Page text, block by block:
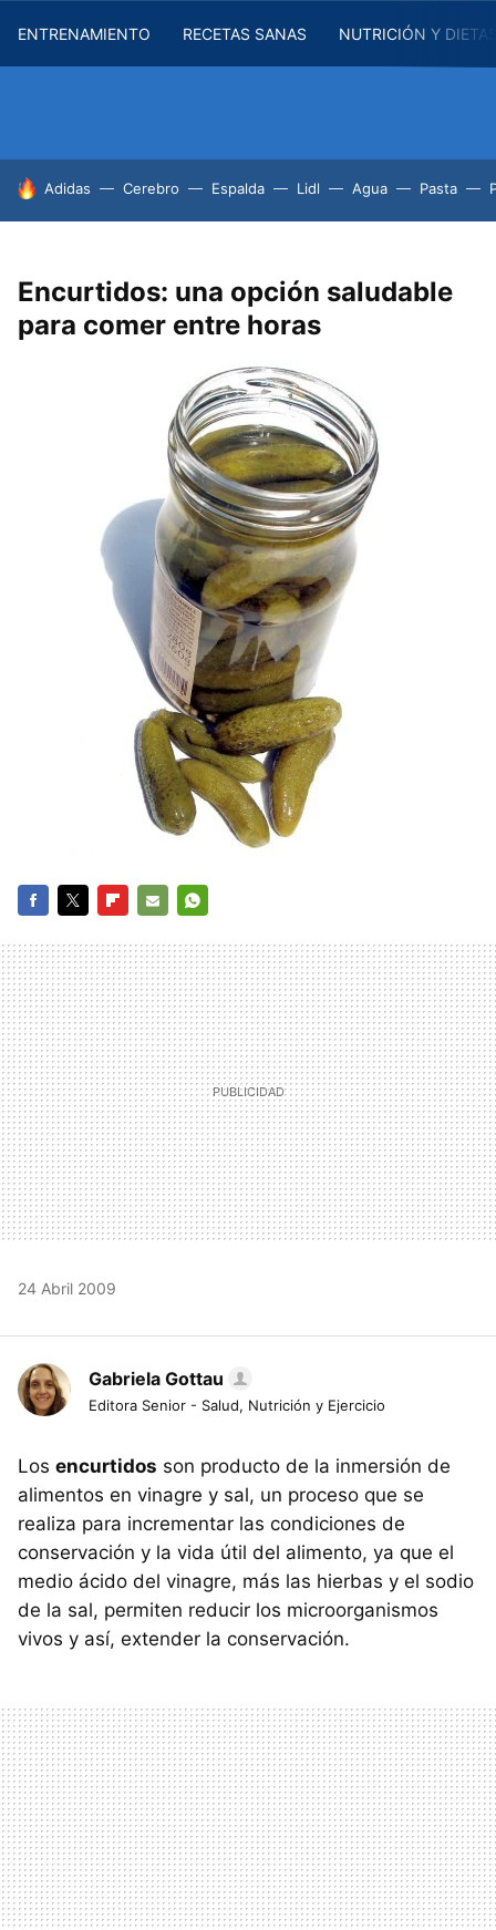
ENTRENAMIENTO RECETAS SANAS NUTRICIÓN Y
HOY SE HABLA DE
Adidas Cerebro Espalda Lidl Agua Pasta
Encurtidos: una opción saludable
para comer entre horas
MAIL
24 Abril 2009
Gabriela Gottau
Editora Senior - Salud, Nutrición y Ejercicio
Los encurtidos son producto de la inmersión de
alimentos en vinagre y sal, un proceso que se
realiza para incrementar las condiciones de
conservación y la vida útil del alimento, ya que el
medio ácido del vinagre, más las hierbas y el sodio
de la sal, permiten reducir los microorganismos
vivos y así, extender la conservación.